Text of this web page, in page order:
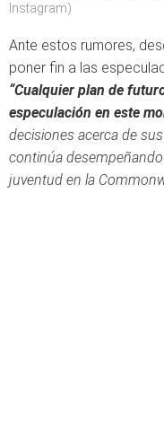
Instagram)
Ante estos rumores,
poner fin a las
“Cualquier plan de
especulación en este
decisiones acerca de
continúa
juventud en la